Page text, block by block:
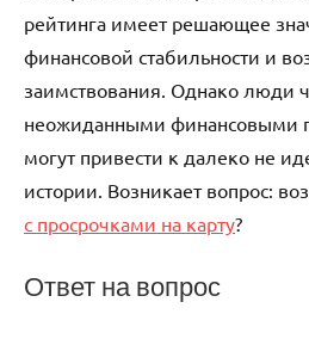
рейтинга имеет решающее
финансовой стабильности и
заимствования. Однако люди
неожиданными финансовыми
могут привести к далеко не
истории. Возникает вопрос:
с просрочками на карту?
Ответ на вопрос